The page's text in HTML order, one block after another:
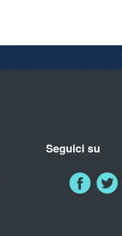
Seguici su